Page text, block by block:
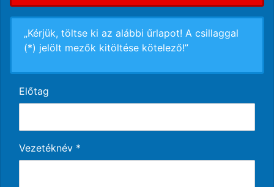
„Kérjük, töltse ki az alábbi űrlapot! A csillaggal
(*) jelölt mezők kitöltése kötelező!”
Előtag
Vezetéknév *